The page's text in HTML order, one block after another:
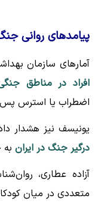
پیامدهای روانی
آمارهای سازمان
افراد در مناطق
اضطراب یا استرس
یونیسف نیز هشدار
درگیر جنگ در ایران
آزاده عطاری،
متعددی در میان